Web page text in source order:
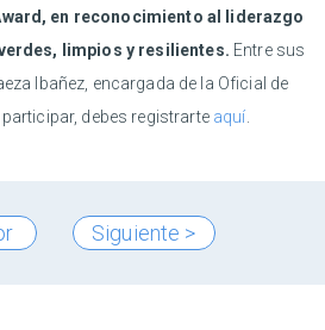
en reconocimiento al liderazgo
limpios y resilientes. Entre sus
Ibañez, encargada de la Oficial de
debes registrarte aquí
Siguiente >